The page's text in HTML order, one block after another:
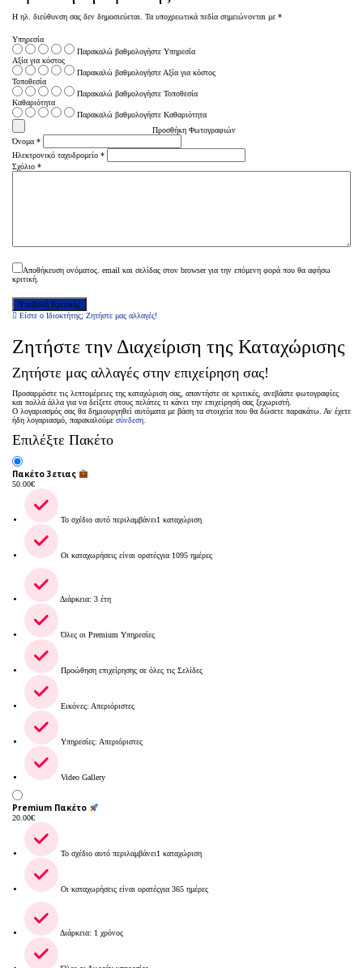
Η ηλ. διεύθυνση σας δεν δημοσιεύεται. Τα υποχρεωτικά πεδία σημειώνονται με *
Υπηρεσία
Παρακαλώ βαθμολογήστε Υπηρεσία
Αξία για κόστος
Παρακαλώ βαθμολογήστε Αξία για κόστος
Τοποθεσία
Παρακαλώ βαθμολογήστε Τοποθεσία
Καθαριότητα
Παρακαλώ βαθμολογήστε Καθαριότητα
Προσθήκη Φωτογραφιών
Όνομα *
Ηλεκτρονικό ταχυδρομείο *
Σχόλιο *
Αποθήκευση ονόματος. email και σελίδας στον browser για την επόμενη φορά που θα αφήσω
κριτική.
Είστε ο Ιδιοκτήτης; Ζητήστε μας αλλαγές!
Ζητήστε την Διαχείριση της Καταχώρισης
Ζητήστε μας αλλαγές στην επιχείρηση σας!
Προσαρμόστε τις λεπτομέρειες της καταχώριση σας, απαντήστε σε κριτικές, ανεβάστε φωτογραφίες
και πολλά άλλα για να δείξετε στους πελάτες τι κάνει την επιχείρησή σας ξεχωριστή.
Ο λογαριασμός σας θα δημιουργηθεί αυτόματα με βάση τα στοιχεία που θα δώσετε παρακάτω. Αν έχετε
ήδη λογαριασμό, παρακαλούμε σύνδεση.
Επιλέξτε Πακέτο
Πακέτο 3ετιας
50.00€
Το σχέδιο αυτό περιλαμβάνει1 καταχώριση
Οι καταχωρήσεις είναι ορατέςγια 1095 ημέρες
Διάρκεια: 3 έτη
Όλες οι Premium Υπηρεσίες
Προώθηση επιχείρησης σε όλες τις Σελίδες
Εικόνες: Απεριόριστες
Υπηρεσίες: Απεριόριστες
Video Gallery
Premium Πακέτο
20.00€
Το σχέδιο αυτό περιλαμβάνει1 καταχώριση
Οι καταχωρήσεις είναι ορατέςγια 365 ημέρες
Διάρκεια: 1 χρόνος